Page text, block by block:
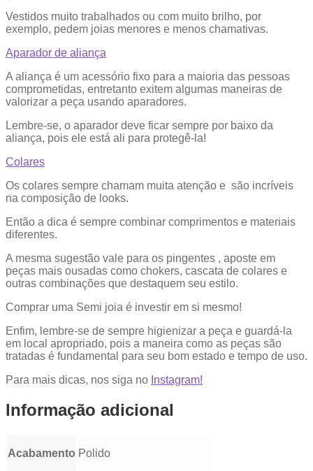
Vestidos muito trabalhados ou com muito brilho, por
exemplo, pedem joias menores e menos chamativas.
Aparador de aliança
A aliança é um acessório fixo para a maioria das pessoas
comprometidas, entretanto exitem algumas maneiras de
valorizar a peça usando aparadores.
Lembre-se, o aparador deve ficar sempre por baixo da
aliança, pois ele está ali para protegê-la!
Colares
Os colares sempre chamam muita atenção e são incríveis
na composição de looks.
Então a dica é sempre combinar comprimentos e materiais
diferentes.
A mesma sugestão vale para os pingentes , aposte em
peças mais ousadas como chokers, cascata de colares e
outras combinações que destaquem seu estilo.
Comprar uma Semi joia é investir em si mesmo!
Enfim, lembre-se de sempre higienizar a peça e guardá-la
em local apropriado, pois a maneira como as peças são
tratadas é fundamental para seu bom estado e tempo de uso.
Para mais dicas, nos siga no Instagram!
Informação adicional
Acabamento Polido